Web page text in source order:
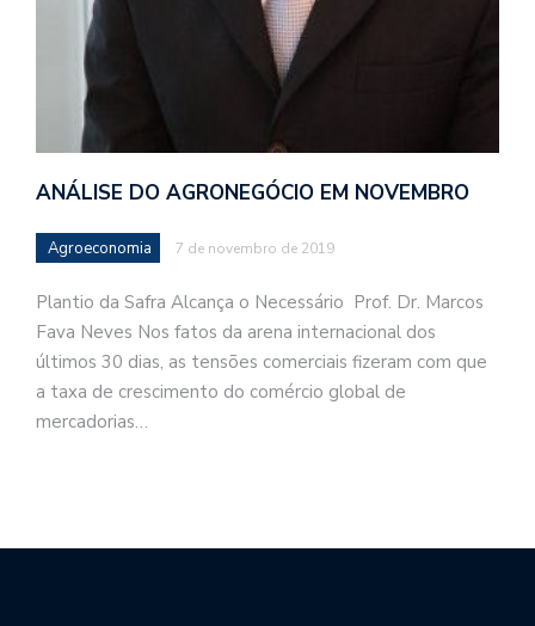
ANÁLISE DO AGRONEGÓCIO EM NOVEMBRO
Agroeconomia 7 de novembro de 2019
Plantio da Safra Alcança o Necessário Prof. Dr. Marcos
Fava Neves Nos fatos da arena internacional dos
últimos 30 dias, as tensões comerciais fizeram com que
a taxa de crescimento do comércio global de
mercadorias…